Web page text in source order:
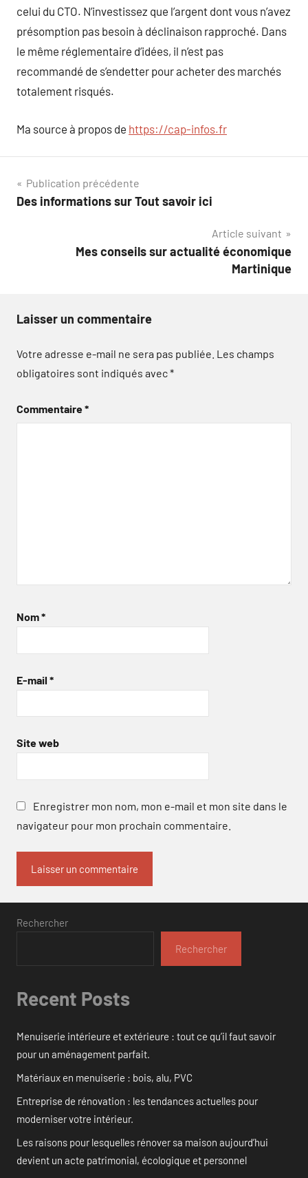
celui du CTO. N’investissez que l’argent dont vous n’avez
présomption pas besoin à déclinaison rapproché. Dans
le même réglementaire d’idées, il n’est pas
recommandé de s’endetter pour acheter des marchés
totalement risqués.
Ma source à propos de https://cap-infos.fr
Navigation
de
Publication précédente
Des informations sur Tout savoir ici
Article suivant
Mes conseils sur actualité économique
Martinique
Laisser un commentaire
Votre adresse e-mail ne sera pas publiée. Les champs
obligatoires sont indiqués avec*
Commentaire*
Nom*
E-mail *
Site web
Enregistrer mon nom, mon e-mail et mon site dans le
navigateur pour mon prochain commentaire.
Rechercher
Rechercher
Recent Posts
Menuiserie intérieure et extérieure : tout ce qu’il faut savoir
pour un aménagement parfait.
Matériaux en menuiserie : bois, alu, PVC
Entreprise de rénovation : les tendances actuelles pour
moderniser votre intérieur.
Les raisons pour lesquelles rénover sa maison aujourd’hui
devient un acte patrimonial, écologique et personnel